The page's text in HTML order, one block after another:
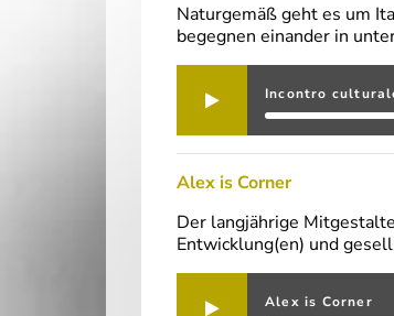
Naturgemäß geht es um
begegnen einander in
Incontro
Alex is Corner
Der langjährige
Entwicklung(en) und
Alex is Corner